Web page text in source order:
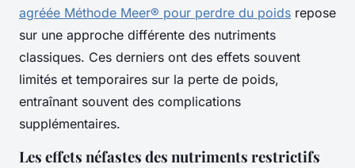
agréée Méthode Meer® pour perdre du poids repose
sur une approche différente des nutriments
classiques. Ces derniers ont des effets souvent
limités et temporaires sur la perte de poids,
entraînant souvent des complications
supplémentaires.
Les effets néfastes des nutriments restrictifs